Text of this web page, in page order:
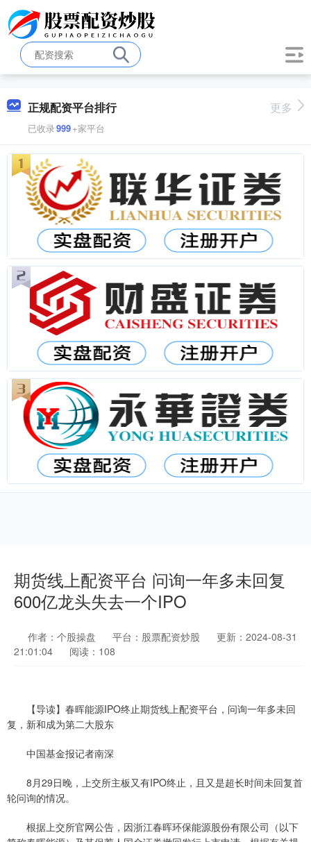
正规配资平台排行
已收录999+家平台
更多
期货线上配资平台 问询一年多未回复
600亿龙头失去一个IPO
作者：个股操盘 平台：股票配资炒股
更新：2024-08-31
21:01:04
阅读：108
【导读】春晖能源IPO终止期货线上配资平台，问询一年多未回
复，新和成为第二大股东
中国基金报记者南深
8月29日晚，上交所主板又有IPO终止，且又是超长时间未回复首
轮问询的情况。
根据上交所官网公告，因浙江春晖环保能源股份有限公司（以下